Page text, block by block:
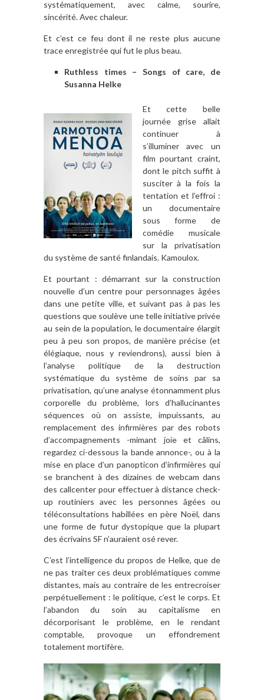
systématiquement, avec calme, sourire,
sincérité. Avec chaleur.
Et c’est ce feu dont il ne reste plus aucune
trace enregistrée qui fut le plus beau.
Ruthless times – Songs of care, de
Susanna Helke
Et cette belle
journée grise allait
continuer à
s’illuminer avec un
film pourtant craint,
dont le pitch suffit à
susciter à la fois la
tentation et l’effroi :
un documentaire
sous forme de
comédie musicale
sur la privatisation
du système de santé finlandais. Kamoulox.
Et pourtant : démarrant sur la construction
nouvelle d’un centre pour personnages âgées
dans une petite ville, et suivant pas à pas les
questions que soulève une telle initiative privée
au sein de la population, le documentaire élargit
peu à peu son propos, de manière précise (et
élégiaque, nous y reviendrons), aussi bien à
l’analyse politique de la destruction
systématique du système de soins par sa
privatisation, qu’une analyse étonnamment plus
corporelle du problème, lors d’hallucinantes
séquences où on assiste, impuissants, au
remplacement des infirmières par des robots
d’accompagnements -mimant joie et câlins,
regardez ci-dessous la bande annonce-, ou à la
mise en place d’un panopticon d’infirmières qui
se branchent à des dizaines de webcam dans
des callcenter pour effectuer à distance check-
up routiniers avec les personnes âgées ou
téléconsultations habillées en père Noël, dans
une forme de futur dystopique que la plupart
des écrivains SF n’auraient osé rever.
C’est l’intelligence du propos de Helke, que de
ne pas traiter ces deux problématiques comme
distantes, mais au contraire de les entrecroiser
perpétuellement : le politique, c’est le corps. Et
l’abandon du soin au capitalisme en
décorporisant le problème, en le rendant
comptable, provoque un effondrement
totalement mortifère.